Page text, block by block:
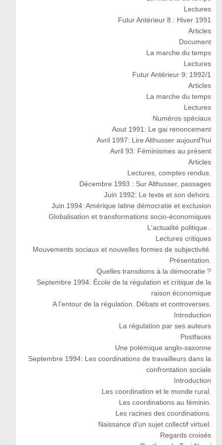
Lectures
Futur Antérieur 8 : Hiver 1991
Articles
Document
La marche du temps
Lectures
Futur Antérieur 9: 1992/1
Articles
La marche du temps
Lectures
Numéros spéciaux
Aout 1991: Le gai renoncement
Avril 1997: Lire Althusser aujourd'hui
Avril 93: Féminismes au présent
Articles
Lectures, comptes rendus.
Décembre 1993 : Sur Althusser, passages
Juin 1992: Le texte et son dehors.
Juin 1994: Amérique latine démocratie et exclusion
Globalisation et transformations socio-économiques
L'actualité politique .
Lectures critiques
Mouvements sociaux et nouvelles formes de subjectivité.
Présentation.
Quelles transitions à la démocratie ?
Septembre 1994: École de la régulation et critique de la
raison économique
A l'entour de la régulation. Débats et controverses.
Introduction
La régulation par ses auteurs
Postfaces
Une polémique anglo-saxonne
Septembre 1994: Les coordinations de travailleurs dans la
confrontation sociale
Introduction
Les coordination et le monde rural.
Les coordinations au féminin.
Les racines des coordinations.
Naissance d'un sujet collectif virtuel.
Regards croisés